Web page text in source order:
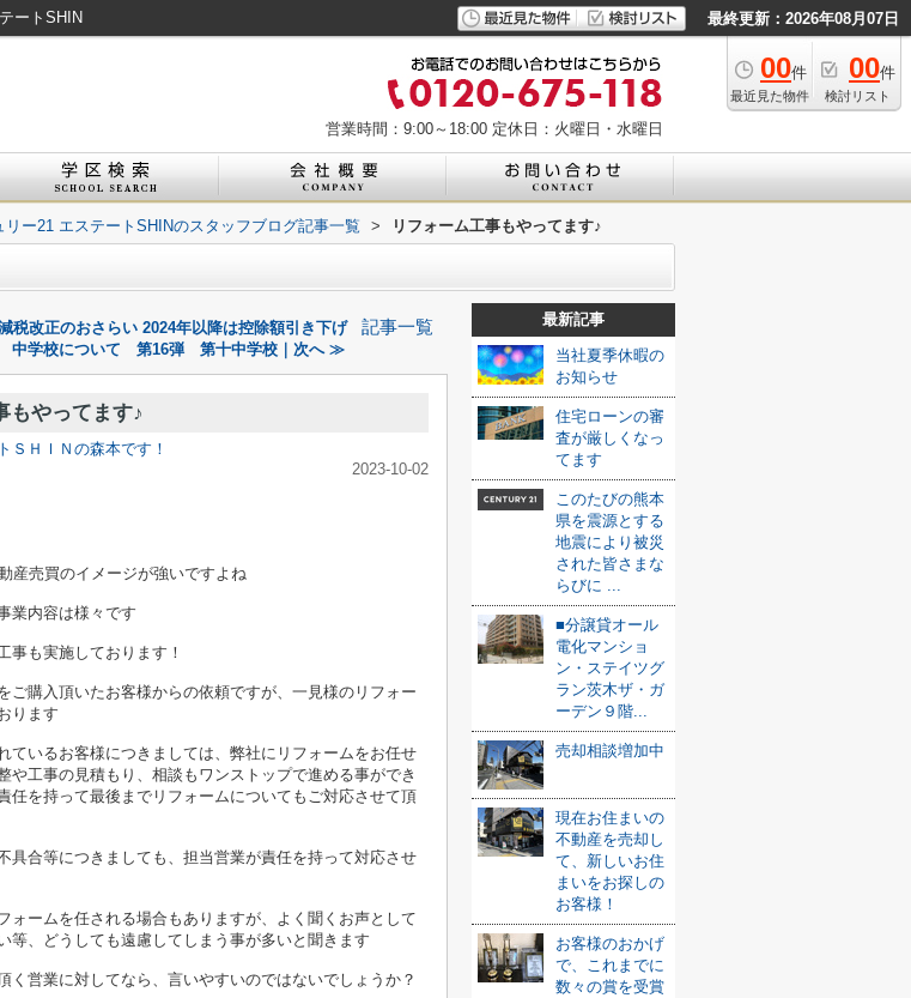
ートSHIN 最終更新：2026年08月07日
00件
最近見た物件
00件
検討リスト
営業時間：9:00～18:00 定休日：火曜日・水曜日
リー21 エステートSHINのスタッフブログ記事一覧 > リフォーム工事もやってます♪
税改正のおさらい 2024年以降は控除額引き下げ 記事一覧
中学校について 第16弾 第十中学校｜次へ ≫
もやってます♪
ＳＨＩＮの森本です！
2023-10-02
産売買のイメージが強いですよね
業内容は様々です
事も実施しております！
ご購入頂いたお客様からの依頼ですが、一見様のリフォー
ります
ているお客様につきましては、弊社にリフォームをお任せ
や工事の見積もり、相談もワンストップで進める事ができ
任を持って最後までリフォームについてもご対応させて頂
具合等につきましても、担当営業が責任を持って対応させ
ォームを任される場合もありますが、よく聞くお声として
等、どうしても遠慮してしまう事が多いと聞きます
く営業に対してなら、言いやすいのではないでしょうか？
最新記事
当社夏季休暇の
お知らせ
住宅ローンの審
査が厳しくなっ
てます
このたびの熊本
県を震源とする
地震により被災
された皆さまな
らびに ...
■分譲貸オール
電化マンショ
ン・ステイツグ
ラン茨木ザ・ガ
ーデン９階...
売却相談増加中
現在お住まいの
不動産を売却し
て、新しいお住
まいをお探しの
お客様！
お客様のおかげ
で、これまでに
数々の賞を受賞